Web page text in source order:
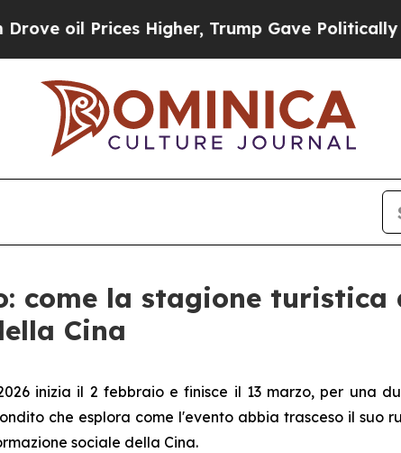
Higher, Trump Gave Politically
come la stagione
Cina
inizia il 2 febbraio e finisce il 13 marzo, per una
che esplora come l'evento abbia trasceso il suo
sociale della Cina.